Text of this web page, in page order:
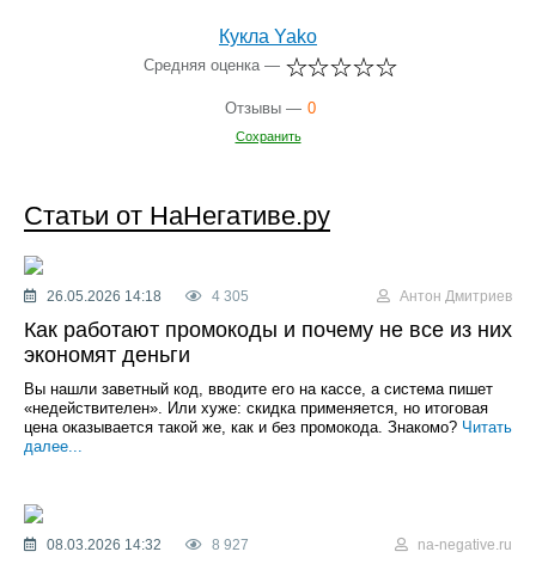
Кукла Yako
Средняя оценка —
Отзывы — 0
Сохранить
Статьи от НаНегативе.ру
26.05.2026 14:18 4 305 Антон Дмитриев
Как работают промокоды и почему не все из них
экономят деньги
Вы нашли заветный код, вводите его на кассе, а система пишет
«недействителен». Или хуже: скидка применяется, но итоговая
цена оказывается такой же, как и без промокода. Знакомо? Читать
далее...
08.03.2026 14:32 8 927 na-negative.ru